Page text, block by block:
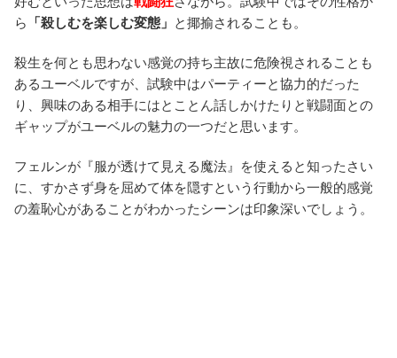
ら
「殺しむを楽しむ変態」 と揶揄されることも。
殺生を何とも思わない感覚の持ち主故に危険視されることも
あるユーベルですが、試験中はパーティーと協力的だった
り、興味のある相手にはとことん話しかけたりと戦闘面との
ギャップがユーベルの魅力の一つだと思います。
フェルンが『服が透けて見える魔法』を使えると知ったさい
に、すかさず身を屈めて体を隠すという行動から一般的感覚
の羞恥心があることがわかったシーンは印象深いでしょう。